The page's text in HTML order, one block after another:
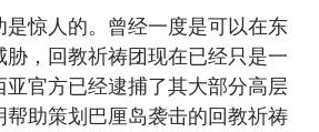
是惊人的。曾经一度是可以在东
，回教祈祷团现在已经只是一
亚官方已经逮捕了其大部分高层
帮助策划巴厘岛袭击的回教祈祷